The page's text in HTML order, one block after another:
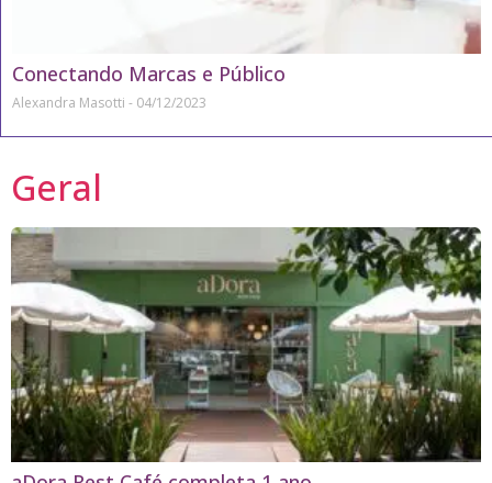
Conectando Marcas e Público
Alexandra Masotti 04/12/2023
Geral